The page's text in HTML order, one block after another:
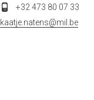
+32 473 80 07 33
kaatje.natens@mil.be